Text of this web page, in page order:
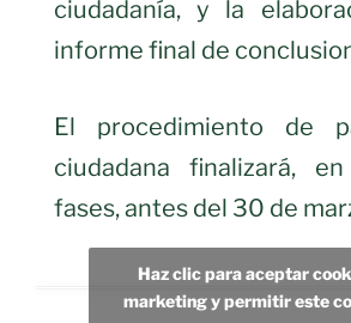
ciudadanía, y la
informe final de
El procedimiento de
ciudadana finalizará,
fases, antes del 30 de
Haz clic para aceptar
marketing y permitir este